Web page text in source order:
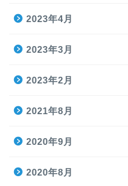
2023年4月
2023年3月
2023年2月
2021年8月
2020年9月
2020年8月